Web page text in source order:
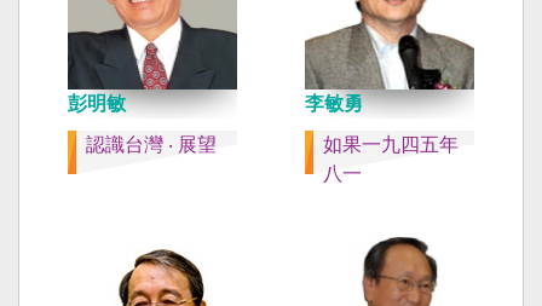
彭明敏
認識台灣 ‧ 展望
李敏勇
如果一九四五年
八一